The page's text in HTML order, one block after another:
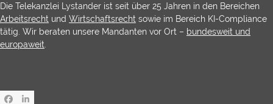
Die Telekanzlei Lystander ist seit über 25 Jahren in den Bereichen
Arbeitsrecht und Wirtschaftsrecht sowie im Bereich KI-Compliance
tätig. Wir beraten unsere Mandanten vor Ort – bundesweit und
europaweit